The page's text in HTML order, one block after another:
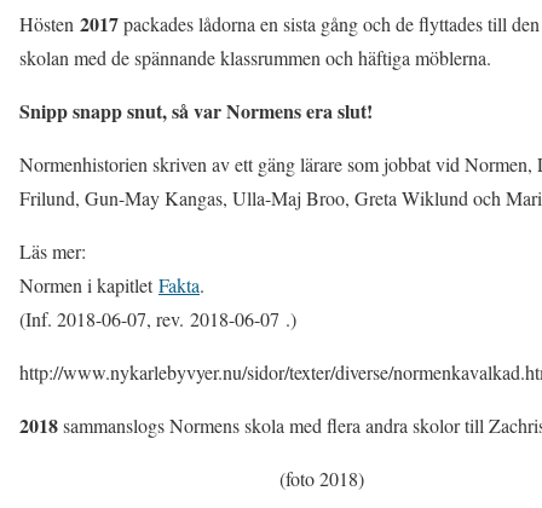
Hösten 2017packades lådorna en sista gång och de flyttades till
skolan med de spännande klassrummen och häftiga möblerna.
Snipp snapp snut, så var Normens era slut!
Normenhistorien skriven av ett gäng lärare som jobbat vid Normen,
Frilund, Gun-May Kangas, Ulla-Maj Broo, Greta Wiklund och
Läs mer:
Normen i kapitletFakta.
(Inf. 2018-06-07, rev. 2018-06-07 .)
http://www.nykarlebyvyer.nu/sidor/texter/diverse/
2018sammanslogs Normens skola med flera andra skolor till
(foto 2018)